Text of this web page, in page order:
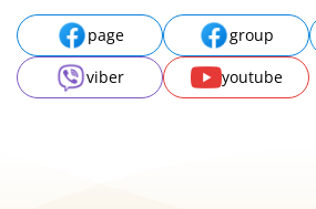
page group
viber
youtube